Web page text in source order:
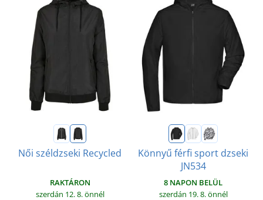
Női széldzseki Recycled
RAKTÁRON
szerdán 12. 8.önnél
Könnyű férfi sport dzseki
JN534
8 NAPON BELÜL
szerdán 19. 8.önnél